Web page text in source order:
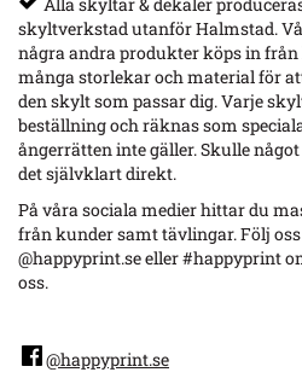
skyltverkstad utanför Halmstad.
några andra produkter köps in
många storlekar och material för
den skylt som passar dig. Varje
beställning och räknas som
ångerrätten inte gäller. Skulle
det självklart direkt.
På våra sociala medier hittar du
från kunder samt tävlingar. Följ
@happyprint.se eller #happyprint
oss.
@happyprint.se